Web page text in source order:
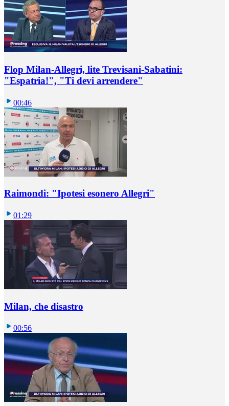
Flop Milan-Allegri, lite Trevisani-Sabatini:
"Espatria!", "Ti devi arrendere"
00:46
Raimondi: "Ipotesi esonero Allegri"
01:29
Milan, che disastro
00:56